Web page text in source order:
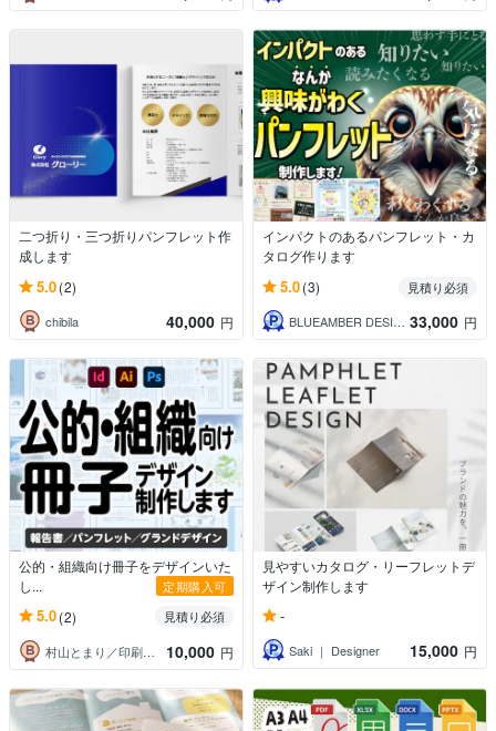
二つ折り・三つ折りパンフレット作
成します
5.0(2)
chibila 40,000 円
インパクトのあるパンフレット・カ
タログ作ります
5.0(3)
見積り必須
BLUEAMBER DESIGN 33,000 円
公的・組織向け冊子をデザインいた
し...
定期購入可
5.0(2)
見積り必須
村山とまり／印刷物制作・画像修正・DTP
10,000 円
見やすいカタログ・リーフレットデ
ザイン制作します
-
Saki ｜ Designer 15,000 円